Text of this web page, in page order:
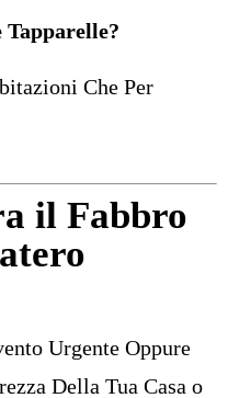
Tapparelle?
Che Per
il Fabbro
Urgente Oppure
Della Tua Casa o